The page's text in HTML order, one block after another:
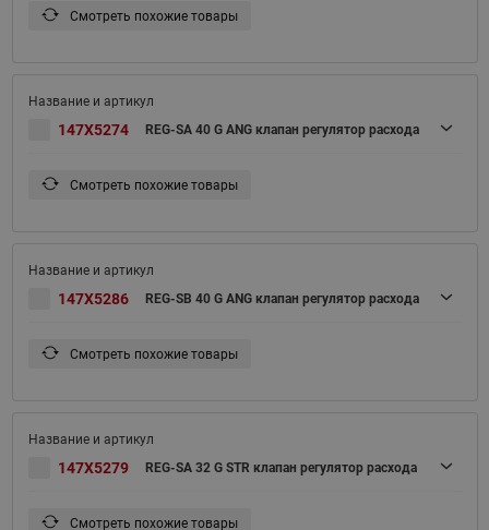
Смотреть похожие товары
147X5274 REG-SA 40 G ANG клапан регулятор расхода
Смотреть похожие товары
147X5286 REG-SB 40 G ANG клапан регулятор расхода
Смотреть похожие товары
147X5279 REG-SA 32 G STR клапан регулятор расхода
Смотреть похожие товары